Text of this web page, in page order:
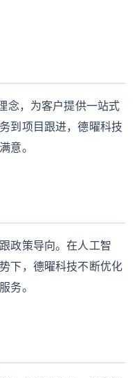
念，为客户提供一站式
到项目跟进，德曜科技
意。
政策导向。在人工智
下，德曜科技不断优化
务。